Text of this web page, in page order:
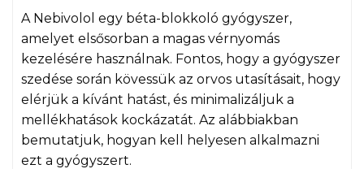
A Nebivolol egy béta-blokkoló gyógyszer,
amelyet elsősorban a magas vérnyomás
kezelésére használnak. Fontos, hogy a gyógyszer
szedése során kövessük az orvos utasításait, hogy
elérjük a kívánt hatást, és minimalizáljuk a
mellékhatások kockázatát. Az alábbiakban
bemutatjuk, hogyan kell helyesen alkalmazni
ezt a gyógyszert.